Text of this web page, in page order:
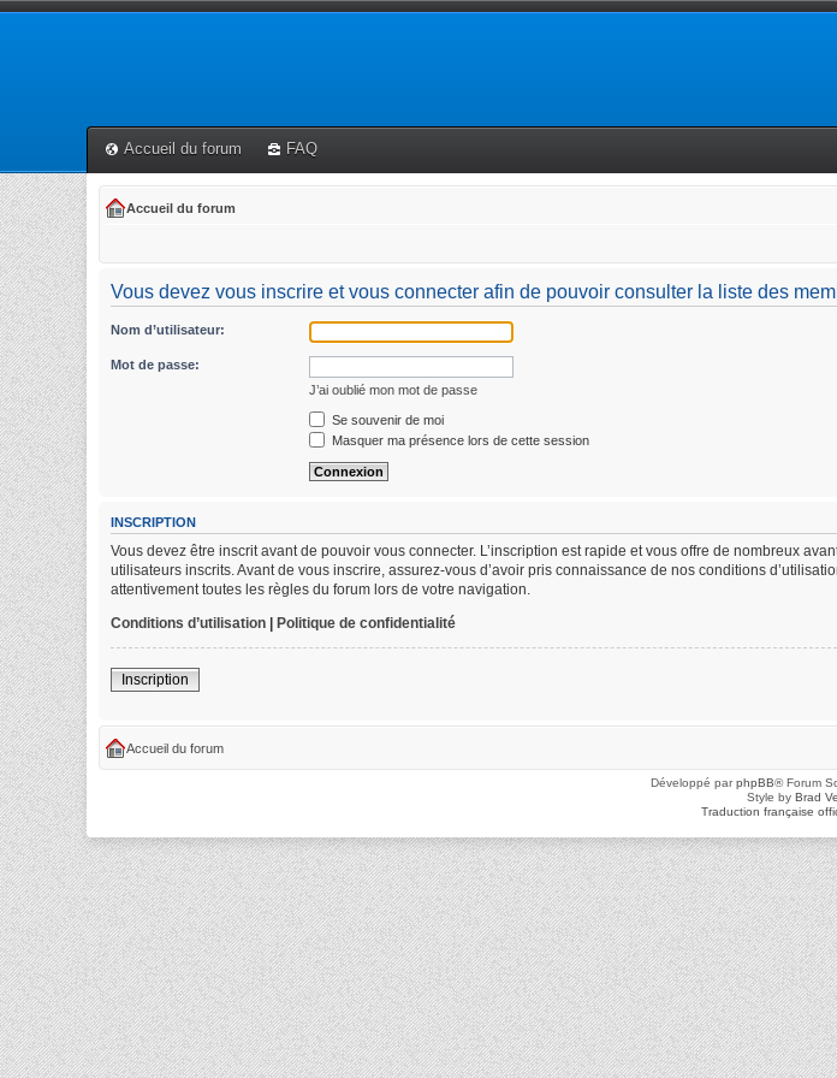
Accueil du forum FAQ
Accueil du forum
Vous devez vous inscrire et vous connecter afin de pouvoir consulter la liste des
Nom d’utilisateur:
Mot de passe:
J’ai oublié mon mot de passe
Se souvenir de moi
Masquer ma présence lors de cette session
INSCRIPTION
Vous devez être inscrit avant de pouvoir vous connecter. L’inscription est rapide et vous offre de nombreux
utilisateurs inscrits. Avant de vous inscrire, assurez-vous d’avoir pris connaissance de nos conditions
attentivement toutes les règles du forum lors de votre navigation.
Conditions d’utilisation | Politique de confidentialité
Inscription
Accueil du forum
Développé parphpBB® Forum
Style by Brad
Traduction française